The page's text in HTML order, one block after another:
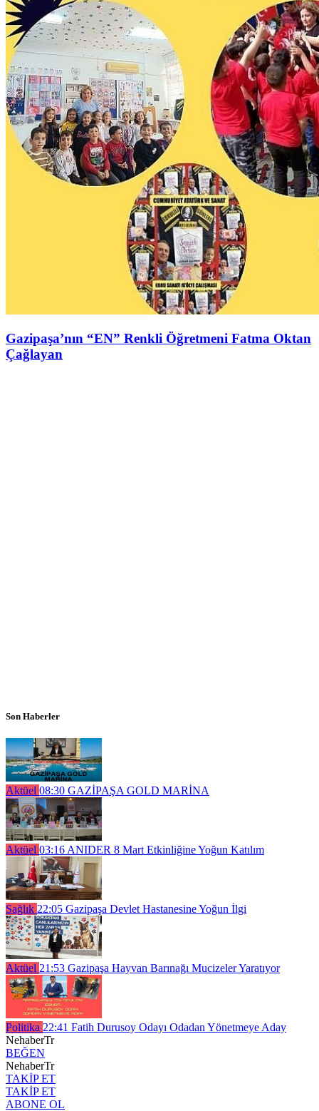
Gazipaşa’nın “EN” Renkli Öğretmeni Fatma Oktan
Çağlayan
Son Haberler
Aktüel 08:30 GAZİPAŞA GOLD MARİNA
Aktüel 03:16 ANIDER 8 Mart Etkinliğine Yoğun Katılım
Sağlık 22:05 Gazipaşa Devlet Hastanesine Yoğun İlgi
Aktüel 21:53 Gazipaşa Hayvan Barınağı Mucizeler Yaratıyor
Politika 22:41 Fatih Durusoy Odayı Odadan Yönetmeye Aday
NehaberTr
BEĞEN
NehaberTr
TAKİP ET
TAKİP ET
ABONE OL